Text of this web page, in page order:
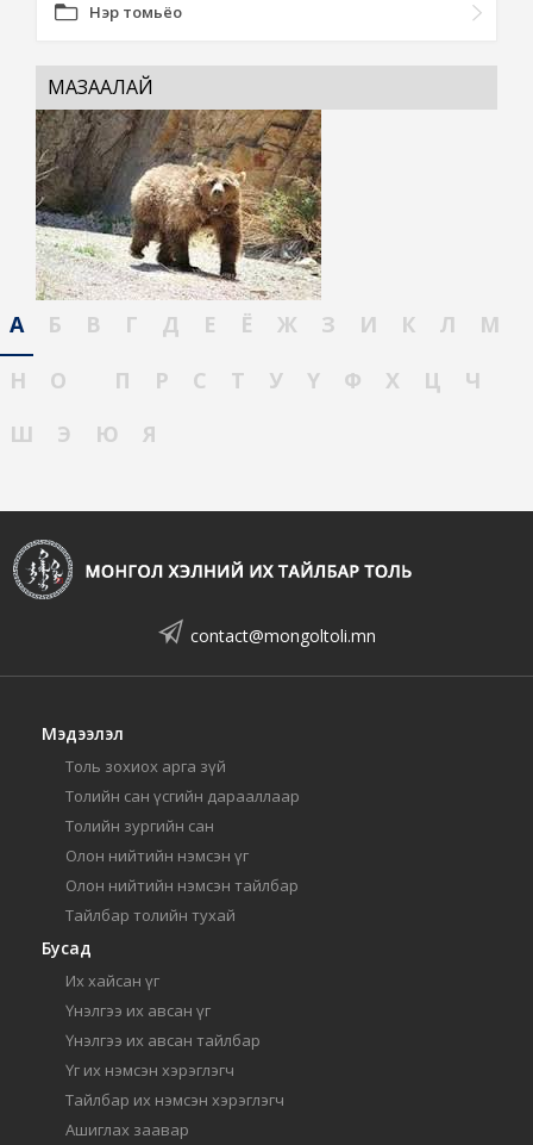
Нэр томьёо
МАЗААЛАЙ
А Б В Г Д Е Ё Ж З И К Л
М
Н
О П Р С Т У Ү Ф Х Ц
Ч
Ш
Э Ю Я
contact@mongoltoli.mn
Мэдээлэл
Толь зохиох арга зүй
Толийн сан үсгийн дарааллаар
Толийн зургийн сан
Олон нийтийн нэмсэн үг
Олон нийтийн нэмсэн тайлбар
Тайлбар толийн тухай
Бусад
Их хайсан үг
Үнэлгээ их авсан үг
Үнэлгээ их авсан тайлбар
Үг их нэмсэн хэрэглэгч
Тайлбар их нэмсэн хэрэглэгч
Ашиглах заавар